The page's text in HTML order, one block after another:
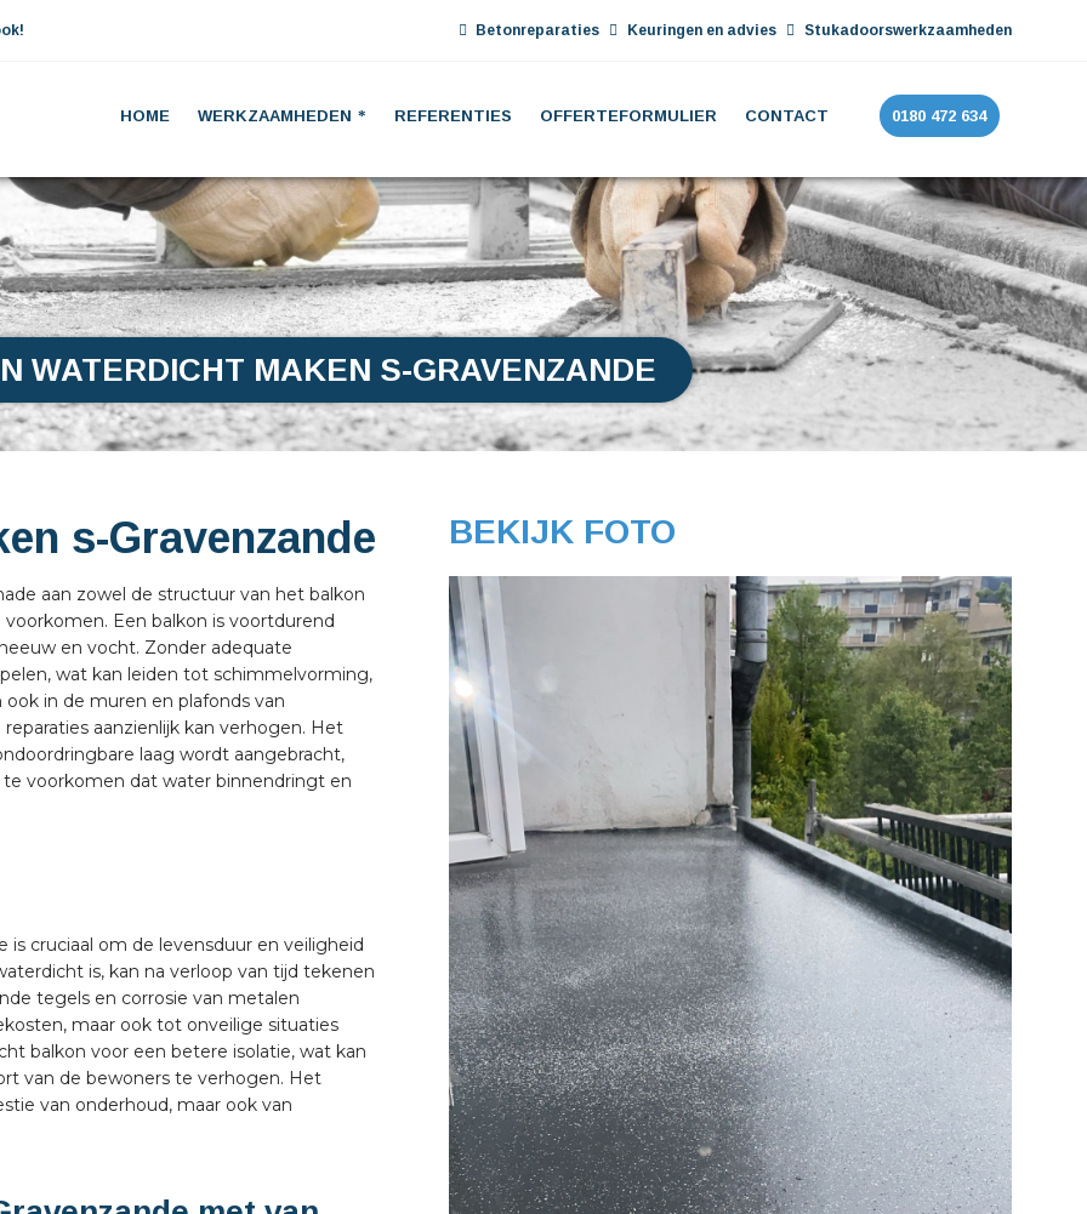
Betonreparaties Keuringen en advies Stukadoorswerkzaamheden
HOME WERKZAAMHEDEN REFERENTIES OFFERTEFORMULIER CONTACT 0180 472 634
WATERDICHT MAKEN S-GRAVENZANDE
s-Gravenzande
aan zowel de structuur van het balkon
Een balkon is voortdurend
en vocht. Zonder adequate
wat kan leiden tot schimmelvorming,
in de muren en plafonds van
aanzienlijk kan verhogen. Het
laag wordt aangebracht,
voorkomen dat water binnendringt en
cruciaal om de levensduur en veiligheid
is, kan na verloop van tijd tekenen
tegels en corrosie van metalen
maar ook tot onveilige situaties
balkon voor een betere isolatie, wat kan
van de bewoners te verhogen. Het
van onderhoud, maar ook van
BEKIJK FOTO